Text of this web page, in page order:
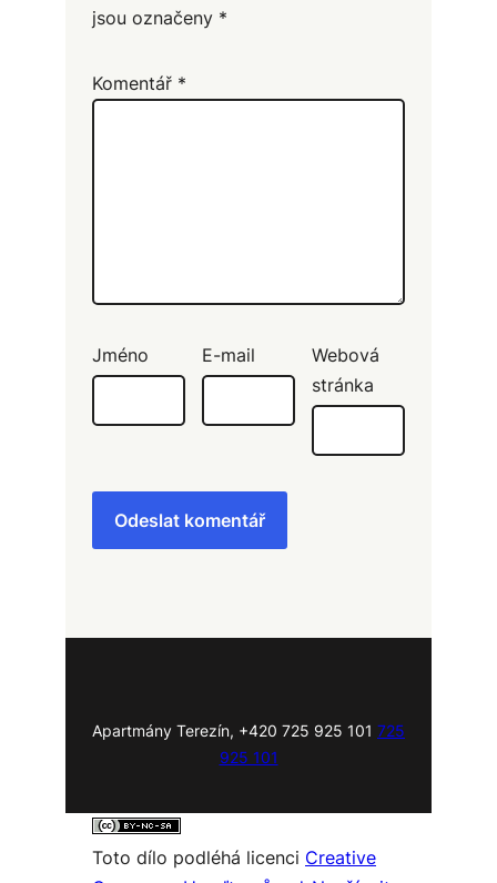
jsou označeny *
Komentář *
Jméno E-mail
Webová
stránka
Apartmány Terezín, +420 725 925 101 725
925 101
Toto dílo podléhá licenci Creative